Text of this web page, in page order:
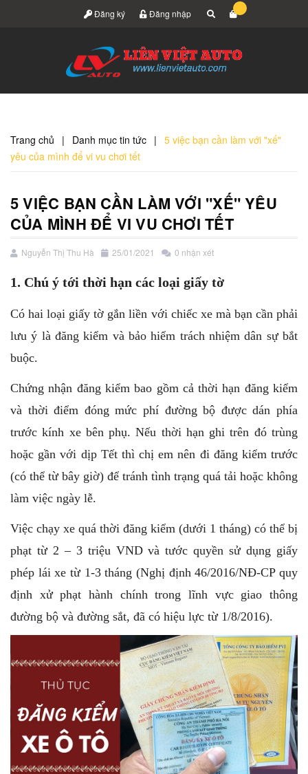
Đăng ký Đăng nhập
Trang chủ | Danh mục tin tức | 5 việc bạn cần làm với "xế"
yêu của mình để vi vu chơi tết
5 VIỆC BẠN CẦN LÀM VỚI "XẾ" YÊU
CỦA MÌNH ĐỂ VI VU CHƠI TẾT
Nguyễn Thị Thu Hà 25/01/2021 0 nhận xét
1. Chú ý tới thời hạn các loại giấy tờ
Có hai loại giấy tờ gắn liền với chiếc xe mà bạn cần phải
lưu ý là đăng kiểm và bảo hiểm trách nhiệm dân sự bắt
buộc.
Chứng nhận đăng kiểm bao gồm cả thời hạn đăng kiểm
và thời điểm đóng mức phí đường bộ được dán phía
trước kính xe bên phụ. Nếu thời hạn ghi trên đó trùng
hoặc gần với dịp Tết thì chị em nên đi đăng kiểm trước
(có thể từ bây giờ) để tránh tình trạng quá tải hoặc không
làm việc ngày lễ.
Việc chạy xe quá thời đăng kiểm (dưới 1 tháng) có thể bị
phạt từ 2 – 3 triệu VND và tước quyền sử dụng giấy
phép lái xe từ 1-3 tháng (Nghị định 46/2016/NĐ-CP quy
định xử phạt hành chính trong lĩnh vực giao thông
đường bộ và đường sắt, đã có hiệu lực từ 1/8/2016).